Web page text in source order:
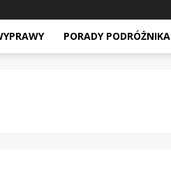
PORADY PODRÓŻNIKA